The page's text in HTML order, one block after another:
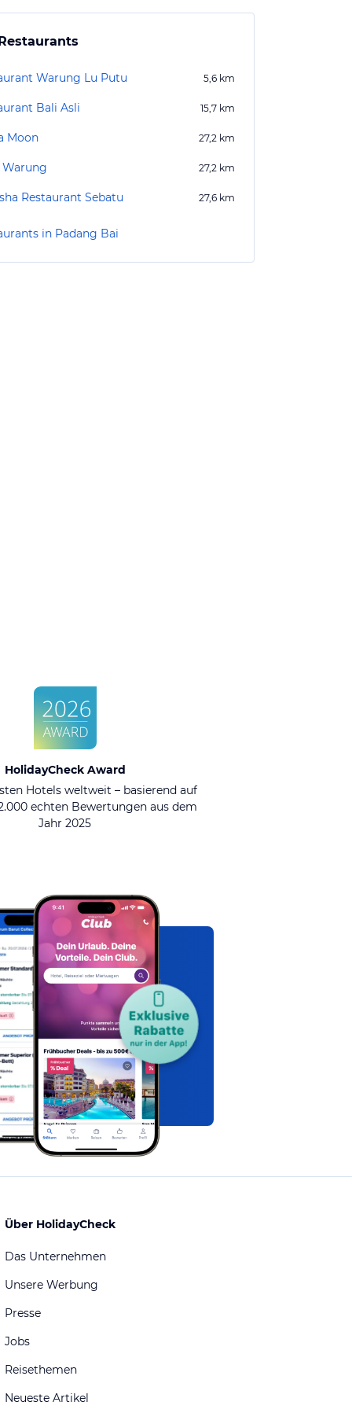
Warung Lu Putu 5,6 km
Bali Asli 15,7 km
Moon 27,2 km
Warung 27,2 km
Restaurant Sebatu 27,6 km
in Padang Bai
HolidayCheck Award
Hotels weltweit – basierend auf
echten Bewertungen aus dem
Jahr 2025
Über HolidayCheck
Das Unternehmen
Unsere Werbung
Presse
Jobs
Reisethemen
Neueste Artikel